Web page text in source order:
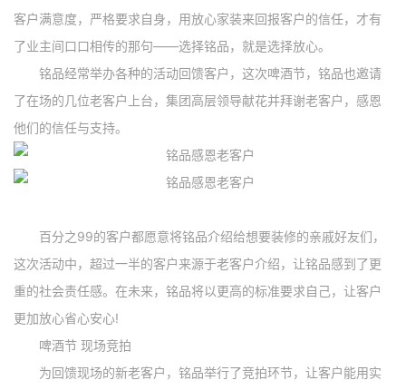
客户满意度，严格要求自身，用放心家装来回报客户的信任，才有
了业主间口口相传的那句——选择铭品，就是选择放心。
铭品经常举办各种的活动回馈客户，这次啤酒节，铭品也邀请
了在场的几位老客户上台，集团高层领导献花并拜谢老客户，感恩
他们的信任与支持。
百分之99的客户都愿意将铭品介绍给想要装修的亲戚好友们，
这次活动中，超过一半的客户来源于老客户介绍，让铭品感到了更
重的社会责任感。在未来，铭品将以更高的标准要求自己，让客户
更加放心省心安心!
啤酒节 现场竞拍
为回馈现场的新老客户，铭品举行了竞拍环节，让客户能用实